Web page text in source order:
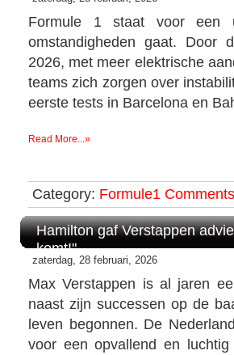
Formule 1 staat voor een
omstandigheden gaat. Door
2026, met meer elektrische
teams zich zorgen over
eerste tests in Barcelona en
Read More...»
Category: Formule1
Hamilton gaf Verstappen
komt!"
zaterdag, 28 februari, 2026
Max Verstappen is al jaren
naast zijn successen op de
leven begonnen. De
voor een opvallend en